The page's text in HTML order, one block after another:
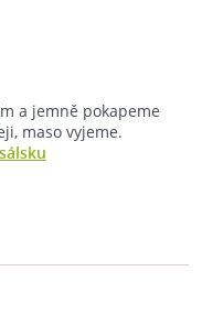
a jemně pokapeme
maso vyjeme.